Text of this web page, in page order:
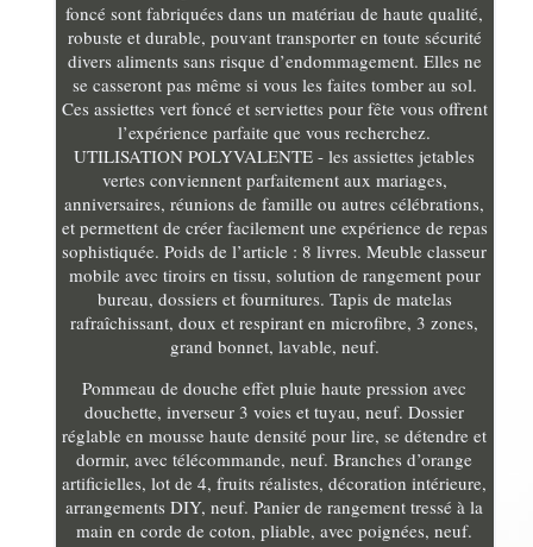
foncé sont fabriquées dans un matériau de haute qualité,
robuste et durable, pouvant transporter en toute sécurité
divers aliments sans risque d’endommagement. Elles ne
se casseront pas même si vous les faites tomber au sol.
Ces assiettes vert foncé et serviettes pour fête vous offrent
l’expérience parfaite que vous recherchez.
UTILISATION POLYVALENTE - les assiettes jetables
vertes conviennent parfaitement aux mariages,
anniversaires, réunions de famille ou autres célébrations,
et permettent de créer facilement une expérience de repas
sophistiquée. Poids de l’article : 8 livres. Meuble classeur
mobile avec tiroirs en tissu, solution de rangement pour
bureau, dossiers et fournitures. Tapis de matelas
rafraîchissant, doux et respirant en microfibre, 3 zones,
grand bonnet, lavable, neuf.
Pommeau de douche effet pluie haute pression avec
douchette, inverseur 3 voies et tuyau, neuf. Dossier
réglable en mousse haute densité pour lire, se détendre et
dormir, avec télécommande, neuf. Branches d’orange
artificielles, lot de 4, fruits réalistes, décoration intérieure,
arrangements DIY, neuf. Panier de rangement tressé à la
main en corde de coton, pliable, avec poignées, neuf.